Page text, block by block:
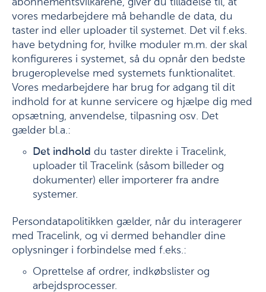
abonnementsvilkårene, giver du tilladelse til, at
vores medarbejdere må behandle de data, du
taster ind eller uploader til systemet. Det vil f.eks.
have betydning for, hvilke moduler m.m. der skal
konfigureres i systemet, så du opnår den bedste
brugeroplevelse med systemets funktionalitet.
Vores medarbejdere har brug for adgang til dit
indhold for at kunne servicere og hjælpe dig med
opsætning, anvendelse, tilpasning osv. Det
gælder bl.a.:
Det indhold du taster direkte i Tracelink,
uploader til Tracelink (såsom billeder og
dokumenter) eller importerer fra andre
systemer.
Persondatapolitikken gælder, når du interagerer
med Tracelink, og vi dermed behandler dine
oplysninger i forbindelse med f.eks.:
Oprettelse af ordrer, indkøbslister og
arbejdsprocesser.